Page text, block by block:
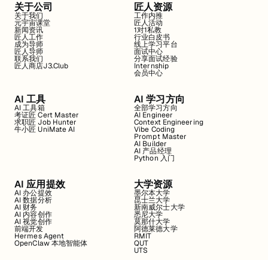
关于公司
关于我们
元宇宙课堂
新闻资讯
匠人工作
成为导师
匠人导师
联系我们
匠人商店J3.Club
匠人资源
工作内推
匠人活动
1对1私教
行业白皮书
线上学习平台
面试中心
分享面试经验
Internship
会员中心
AI 工具
AI 工具箱
考证匠 Cert Master
求职匠 Job Hunter
牛小匠 UniMate AI
AI 学习方向
全部学习方向
AI Engineer
Context Engineering
Vibe Coding
Prompt Master
AI Builder
AI 产品经理
Python 入门
AI 应用提效
AI 办公提效
AI 数据分析
AI 财务
AI 内容创作
AI 视觉创作
前端开发
Hermes Agent
OpenClaw 本地智能体
大学资源
墨尔本大学
昆士兰大学
新南威尔士大学
悉尼大学
莫那什大学
阿德莱德大学
RMIT
QUT
UTS